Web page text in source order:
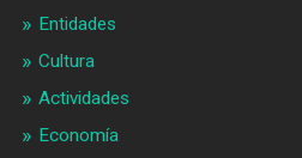
Entidades
Cultura
Actividades
Economía